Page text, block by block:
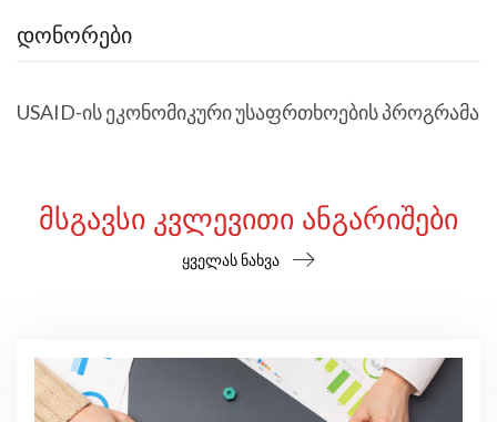
ᲓᲝᲜᲝᲠᲔᲑᲘ
USAID-ის ეკონომიკური უსაფრთხოების პროგრამა
ᲛᲡᲒᲐᲕᲡᲘ ᲙᲕᲚᲔᲕᲘᲗᲘ ᲐᲜᲒᲐᲠᲘᲨᲔᲑᲘ
ყველას ნახვა